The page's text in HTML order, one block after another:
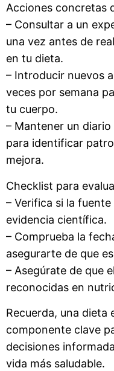
Acciones concretas
– Consultar a un
una vez antes de
en tu dieta.
– Introducir nuevos
veces por semana
tu cuerpo.
– Mantener un
para identificar
mejora.
Checklist para
– Verifica si la
evidencia científica.
– Comprueba la
asegurarte de que
– Asegúrate de que
reconocidas en
Recuerda, una dieta
componente clave
decisiones
vida más saludable.